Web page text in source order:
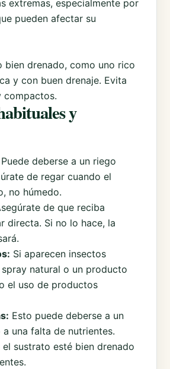
extremas, especialmente por
pueden afectar su
bien drenado, como uno rico
y con buen drenaje. Evita
compactos.
y
Puede deberse a un riego
de regar cuando el
no húmedo.
de que reciba
directa. Si no lo hace, la
Si aparecen insectos
spray natural o un producto
el uso de productos
Esto puede deberse a un
una falta de nutrientes.
sustrato esté bien drenado